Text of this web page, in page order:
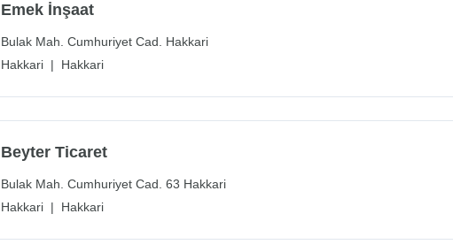
Emek İnşaat
Bulak Mah. Cumhuriyet Cad. Hakkari
Hakkari | Hakkari
Beyter Ticaret
Bulak Mah. Cumhuriyet Cad. 63 Hakkari
Hakkari | Hakkari